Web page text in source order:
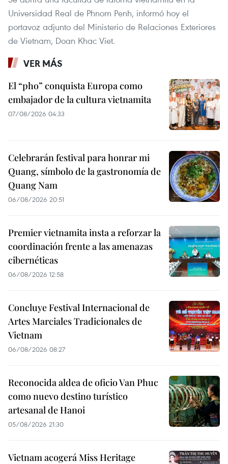
Universidad Real de Phnom Penh, informó hoy el
portavoz adjunto del Ministerio de Relaciones Exteriores
de Vietnam, Doan Khac Viet.
VER MÁS
El “pho” conquista Europa como
embajador de la cultura vietnamita
07/08/2026 04:33
Celebrarán festival para honrar mi
Quang, símbolo de la gastronomía de
Quang Nam
06/08/2026 20:51
Premier vietnamita insta a reforzar la
coordinación frente a las amenazas
cibernéticas
06/08/2026 12:58
Concluye Festival Internacional de
Artes Marciales Tradicionales de
Vietnam
06/08/2026 08:27
Reconocida aldea de oficio Van Phuc
como nuevo destino turístico
artesanal de Hanoi
05/08/2026 21:30
Vietnam acogerá Miss Heritage